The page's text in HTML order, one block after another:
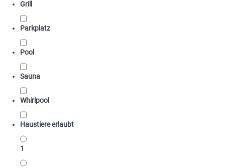
Grill
Parkplatz
Pool
Sauna
Whirlpool
Haustiere erlaubt
1